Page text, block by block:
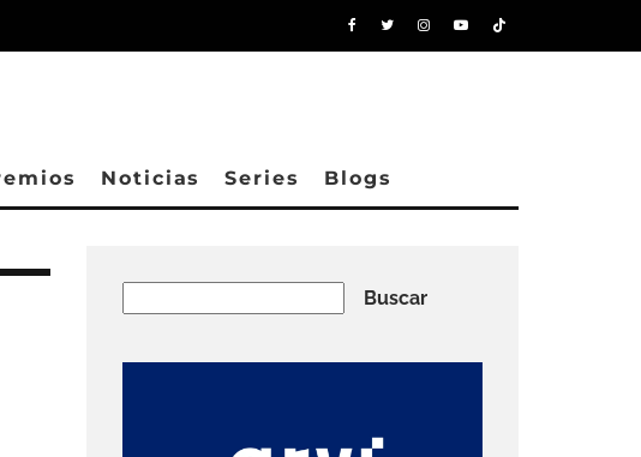
Noticias Series Blogs
Buscar